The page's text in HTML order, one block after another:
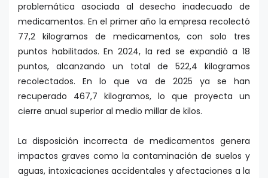
problemática asociada al desecho inadecuado de
medicamentos. En el primer año la empresa recolectó
77,2 kilogramos de medicamentos, con solo tres
puntos habilitados. En 2024, la red se expandió a 18
puntos, alcanzando un total de 522,4 kilogramos
recolectados. En lo que va de 2025 ya se han
recuperado 467,7 kilogramos, lo que proyecta un
cierre anual superior al medio millar de kilos.
La disposición incorrecta de medicamentos genera
impactos graves como la contaminación de suelos y
aguas, intoxicaciones accidentales y afectaciones a la